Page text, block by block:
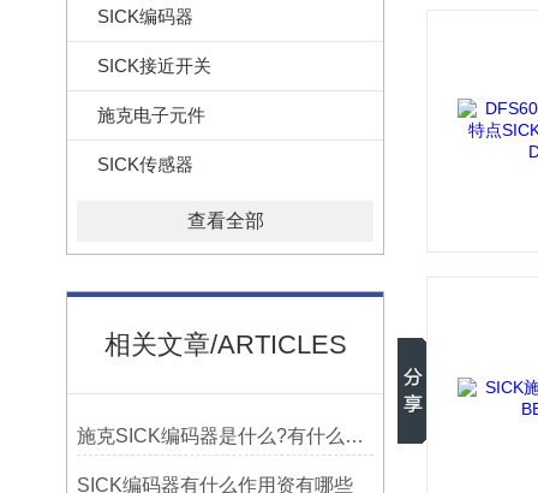
SICK编码器
SICK接近开关
施克电子元件
SICK传感器
查看全部
相关文章/ARTICLES
施克SICK编码器是什么?有什么作用
SICK编码器有什么作用资有哪些